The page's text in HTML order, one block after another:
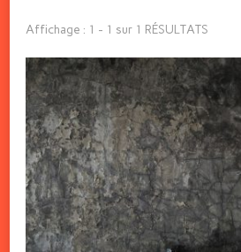
Affichage : 1 - 1 sur 1 RÉSULTATS